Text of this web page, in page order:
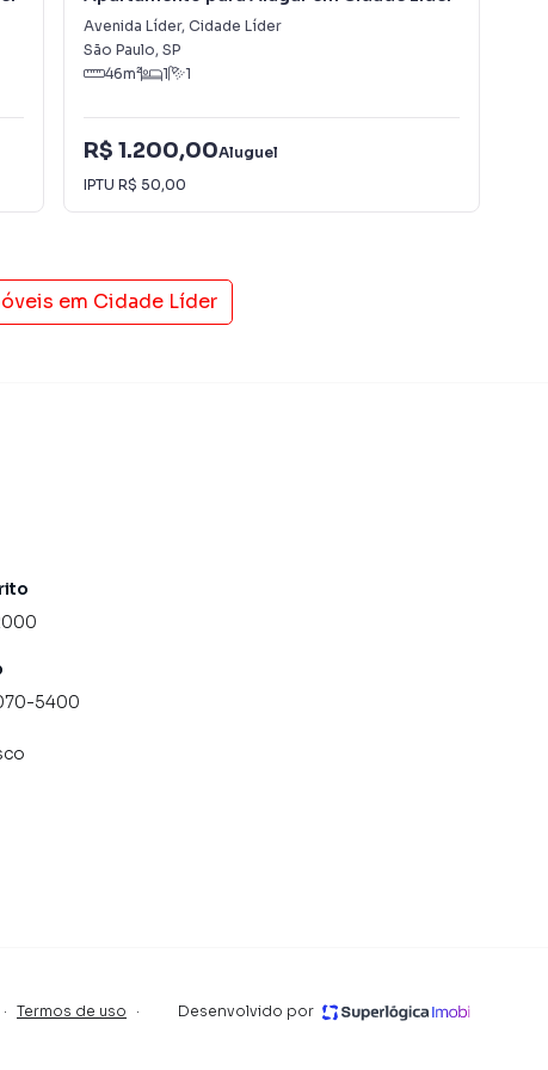
alugar seu imóvel mais rápido. Contamos também com
e uma central de atendimento preparada para
Avenida Líder, Cidade Líder
São Paulo, SP
46m² 1 1
R$ 1.200,00Aluguel
IPTU R$ 50,00
em Cidade Líder
5400
· Termos de uso · Desenvolvido por